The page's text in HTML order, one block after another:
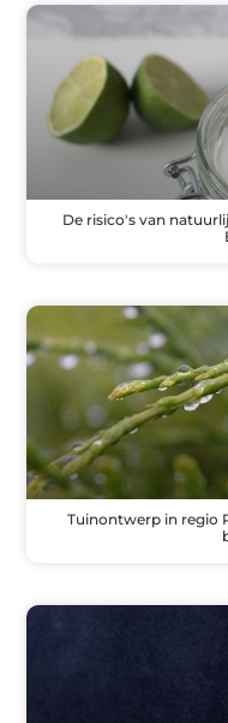
De risico's van
Tuinontwerp in regio